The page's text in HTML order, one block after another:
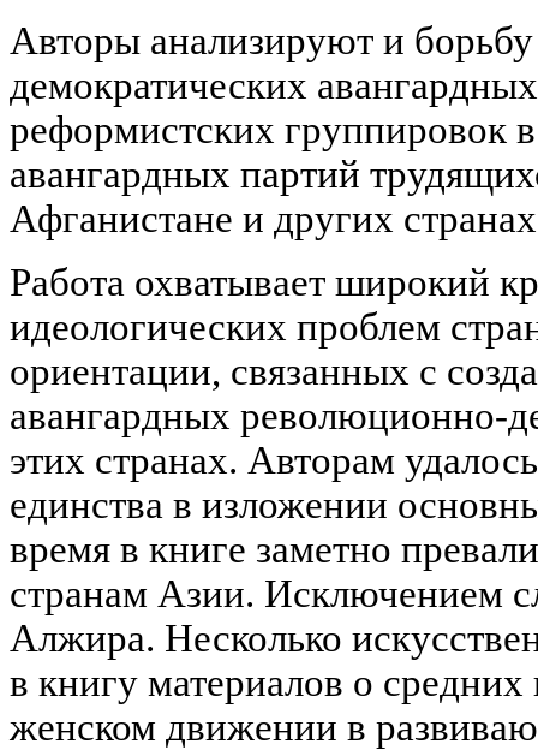
Авторы анализируют и
демократических
реформистских группировок
авангардных партий
Афганистане и других
Работа охватывает широкий
идеологических проблем
ориентации, связанных с
авангардных революционно-
этих странах. Авторам
единства в изложении
время в книге заметно
странам Азии. Исключением
Алжира. Несколько
в книгу материалов о средних
женском движении в